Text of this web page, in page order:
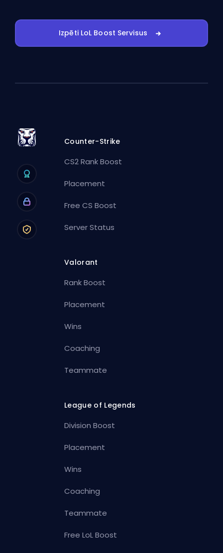
Izpēti LoL Boost Servisus
Counter-Strike
CS2 Rank Boost
Placement
Free CS Boost
Server Status
Valorant
Rank Boost
Placement
Wins
Coaching
Teammate
League of Legends
Division Boost
Placement
Wins
Coaching
Teammate
Free LoL Boost